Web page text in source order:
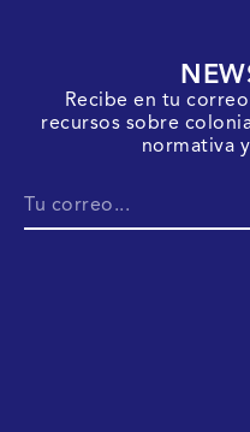
Recibe en tu
recursos sobre
normativa